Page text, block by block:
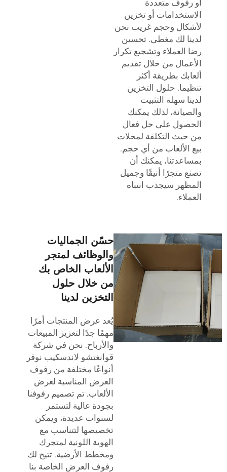
أو رفوف متعددة
الاستخدامات أو تخزين
لأشكال وحجم غريب نحن
لدينا لك مغطى. تحسين
رضا العملاء وتشجيع تكرار
الأعمال من خلال تقديم
ألعابك بطريقة أكثر
تنظيما. حلول التخزين
لدينا سهلة التثبيت
والصيانة، لذلك يمكنك
الحصول على حل فعال
من حيث التكلفة لمحلات
بيع الألعاب من أي حجم.
بمساعدتنا، يمكنك أن
تصنع متجرًا أنيقًا وجميل
المظهر سيجذب انتباه
العملاء.
حسّن الجماليات
والوظائف لمتجر
الألعاب الخاص بك
من خلال حلول
التخزين لدينا
يُعد عرض المنتجات أمرًا
مهمًا جدًا لتعزيز المبيعات
والأرباح. نحن في شركة
قوانغتشو لاندسكيب نوفر
أنواعًا مختلفة من رفوف
العرض المناسبة لعرض
الألعاب. تم تصميم رفوفنا
بجودة عالية لتستمر
لسنوات عديدة، ويمكن
تخصيصها لتتناسب مع
الهوية اللونية لمتجرك
ومخطط الأرضية. تتيح لك
رفوف العرض الخاصة بنا